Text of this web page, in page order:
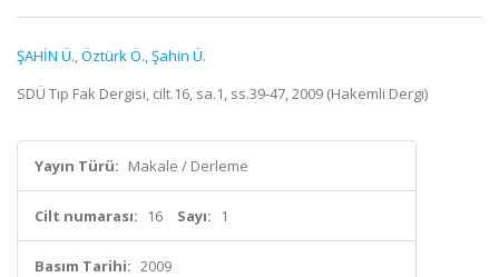
ŞAHİN Ü.,Öztürk Ö.,Şahin Ü.
SDÜ Tıp Fak Dergisi, cilt.16, sa.1, ss.39-47, 2009 (Hakemli Dergi)
Yayın Türü: Makale / Derleme
Cilt numarası: 16 Sayı: 1
Basım Tarihi: 2009